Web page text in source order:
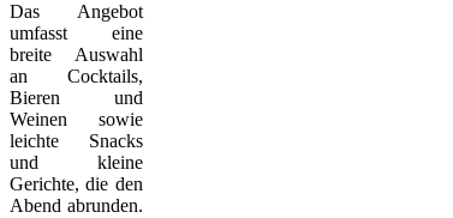
Das Angebot
umfasst eine
breite Auswahl
an Cocktails,
Bieren und
Weinen sowie
leichte Snacks
und kleine
Gerichte, die den
Abend abrunden.